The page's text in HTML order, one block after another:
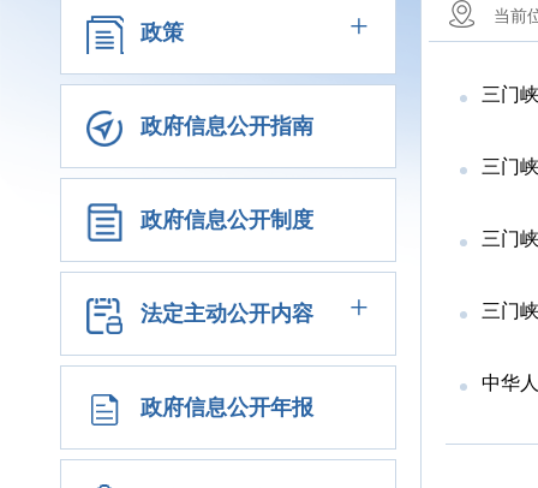
政策 +
政府信息公开指南
政府信息公开制度
法定主动公开内容 +
政府信息公开年报
当前
三门
三门
三门
三门
中华